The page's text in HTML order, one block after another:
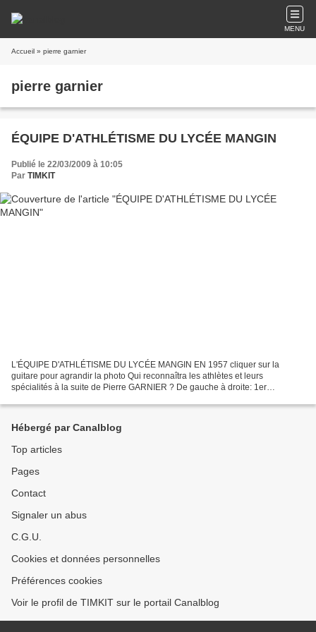
MENU
Accueil » pierre garnier
pierre garnier
ÉQUIPE D'ATHLÉTISME DU LYCÉE MANGIN
Publié le 22/03/2009 à 10:05
Par TIMKIT
L'ÉQUIPE D'ATHLÉTISME DU LYCÉE MANGIN EN 1957 cliquer sur la
guitare pour agrandir la photo Qui reconnaîtra les athlètes et leurs
spécialités à la suite de Pierre GARNIER ? De gauche à droite: 1er
Hébergé par Canalblog
Top articles
Pages
Contact
Signaler un abus
C.G.U.
Cookies et données personnelles
Préférences cookies
Voir le profil de TIMKIT sur le portail Canalblog